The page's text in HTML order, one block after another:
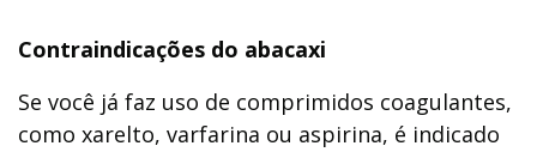
Contraindicações do abacaxi
Se você já faz uso de comprimidos coagulantes,
como xarelto, varfarina ou aspirina, é indicado